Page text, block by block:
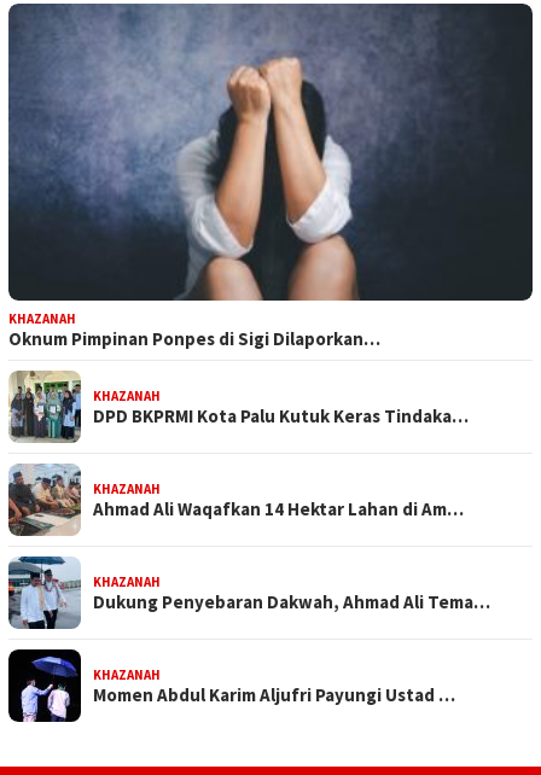
KHAZANAH
Oknum Pimpinan Ponpes di Sigi Dilaporkan…
KHAZANAH
DPD BKPRMI Kota Palu Kutuk Keras Tindaka…
KHAZANAH
Ahmad Ali Waqafkan 14 Hektar Lahan di Am…
KHAZANAH
Dukung Penyebaran Dakwah, Ahmad Ali Tema…
KHAZANAH
Momen Abdul Karim Aljufri Payungi Ustad …